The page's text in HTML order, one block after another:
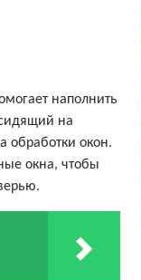
наполнить
на
обработки окон.
окна, чтобы